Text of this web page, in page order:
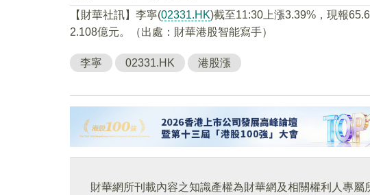
【財華社訊】李寧(02331.HK)截至11:30上漲3.39%，現報
2.108億元。（出處：財華港股智能寫手）
李寧 02331.HK 港股漲
財華網所刊載內容之知識產權為財華網及相關權利人專屬